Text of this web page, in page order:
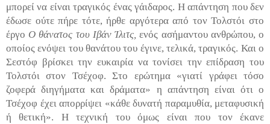
μπορεί να είναι τραγικός ένας γάιδαρος. Η απάντηση που δεν
έδωσε ούτε πήρε τότε, ήρθε αργότερα από τον Τολστόι στο
έργο Ο θάνατος του Ιβάν Ίλιτς,ενός ασήμαντου ανθρώπου, ο
οποίος ενόψει του θανάτου του έγινε, τελικά, τραγικός. Και ο
Σεστόφ βρίσκει την ευκαιρία να τονίσει την επίδραση του
Τολστόι στον Τσέχοφ. Στο ερώτημα «γιατί γράφει τόσο
ζοφερά διηγήματα και δράματα» η απάντηση είναι ότι ο
Τσέχοφ έχει απορρίψει «κάθε δυνατή παραμυθία, μεταφυσική
ή θετική». Η τεχνική του όμως είναι που τον έκανε